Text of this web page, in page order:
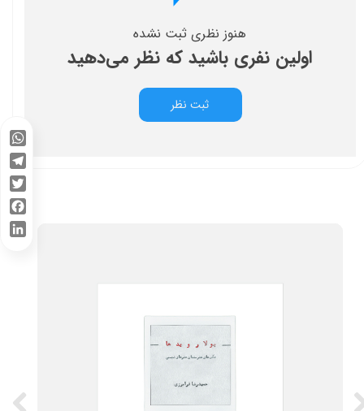
هنوز نظری ثبت نشده
اولین نفری باشید که نظر می‌دهید
ثبت نظر
WhatsApp
Telegram
Twitter
Facebook